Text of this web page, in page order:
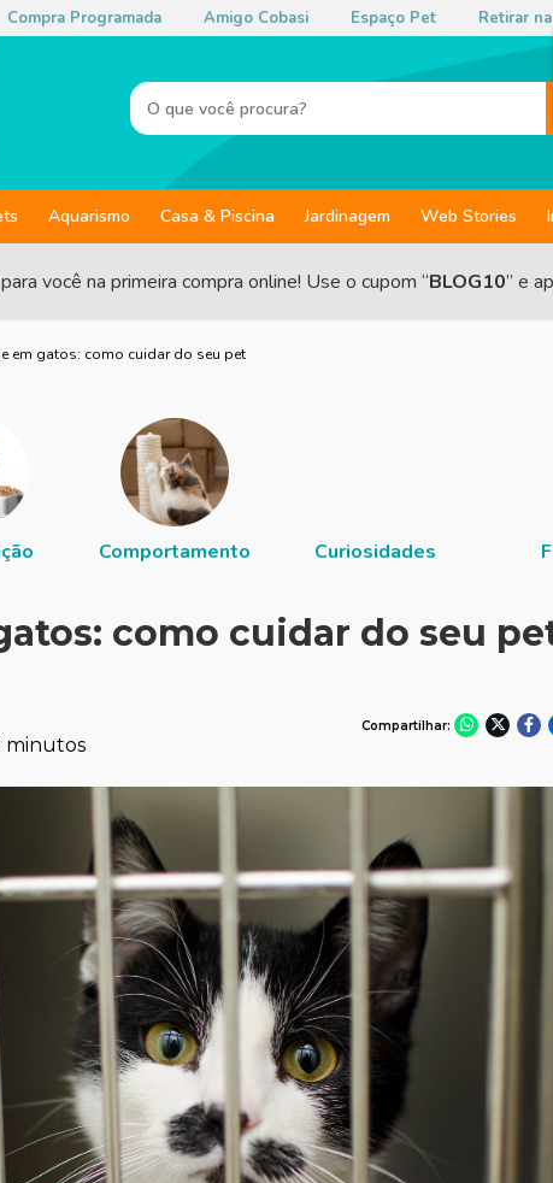
Compra Programada Amigo Cobasi Espaço Pet Retirar
Aquarismo Casa & Piscina Jardinagem Web Stories
para você na primeira compra online! Use o cupom “BLOG10” e
em gatos: como cuidar do seu pet
Comportamento Curiosidades
como cuidar do seu
minutos
Compartilhar: